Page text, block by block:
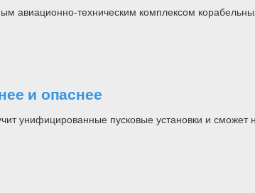
авиационно-техническим комплексом
и опаснее
унифицированные пусковые установки и сможет